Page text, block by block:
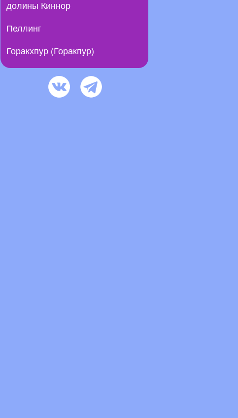
долины Киннор
Пеллинг
Горакхпур (Горакпур)